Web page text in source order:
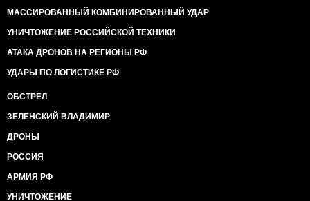
МАССИРОВАННЫЙ КОМБИНИРОВАННЫЙ УДАР
УНИЧТОЖЕНИЕ РОССИЙСКОЙ ТЕХНИКИ
АТАКА ДРОНОВ НА РЕГИОНЫ РФ
УДАРЫ ПО ЛОГИСТИКЕ РФ
ОБСТРЕЛ
ЗЕЛЕНСКИЙ ВЛАДИМИР
ДРОНЫ
РОССИЯ
АРМИЯ РФ
УНИЧТОЖЕНИЕ